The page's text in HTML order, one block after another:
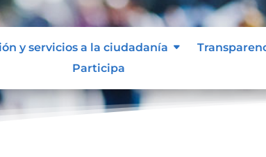
y servicios a la ciudadanía
Participa